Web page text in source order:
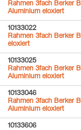
Rahmen 3fach Berker
Aluminium eloxiert
10133022
Rahmen 3fach Berker
eloxiert
10133025
Rahmen 3fach Berker
Aluminium eloxiert
10133046
Rahmen 3fach Berker
Aluminium eloxiert
10133606